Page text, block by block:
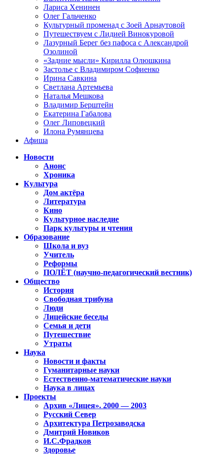
Лариса Хенинен
Олег Гальченко
Культурный променад с Зоей Арнаутовой
Путешествуем с Лидией Винокуровой
Лазурный Берег без пафоса с Александрой
Озолиной
«Задние мысли» Кирилла Олюшкина
Застолье с Владимиром Софиенко
Ирина Савкина
Светлана Артемьева
Наталья Мешкова
Владимир Берштейн
Екатерина Габалова
Олег Липовецкий
Илона Румянцева
Афиша
Новости
Анонс
Хроника
Культура
Дом актёра
Литература
Кино
Культурное наследие
Парк культуры и чтения
Образование
Школа и вуз
Учитель
Реформы
ПОЛЁТ (научно-педагогический вестник)
Общество
История
Свободная трибуна
Люди
Лицейские беседы
Семья и дети
Путешествие
Утраты
Наука
Новости и факты
Гуманитарные науки
Естественно-математические науки
Наука в лицах
Проекты
Архив «Лицея». 2000 — 2003
Русский Север
Архитектура Петрозаводска
Дмитрий Новиков
И.С.Фрадков
Здоровье